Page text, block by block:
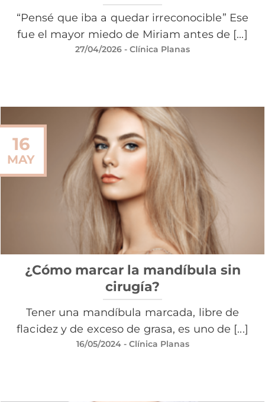
“Pensé que iba a quedar irreconocible” Ese
fue el mayor miedo de Miriam antes de [...]
27/04/2026 - Clínica Planas
¿Cómo marcar la mandíbula sin
cirugía?
Tener una mandíbula marcada, libre de
flacidez y de exceso de grasa, es uno de [...]
16/05/2024- Clínica Planas
16
MAY